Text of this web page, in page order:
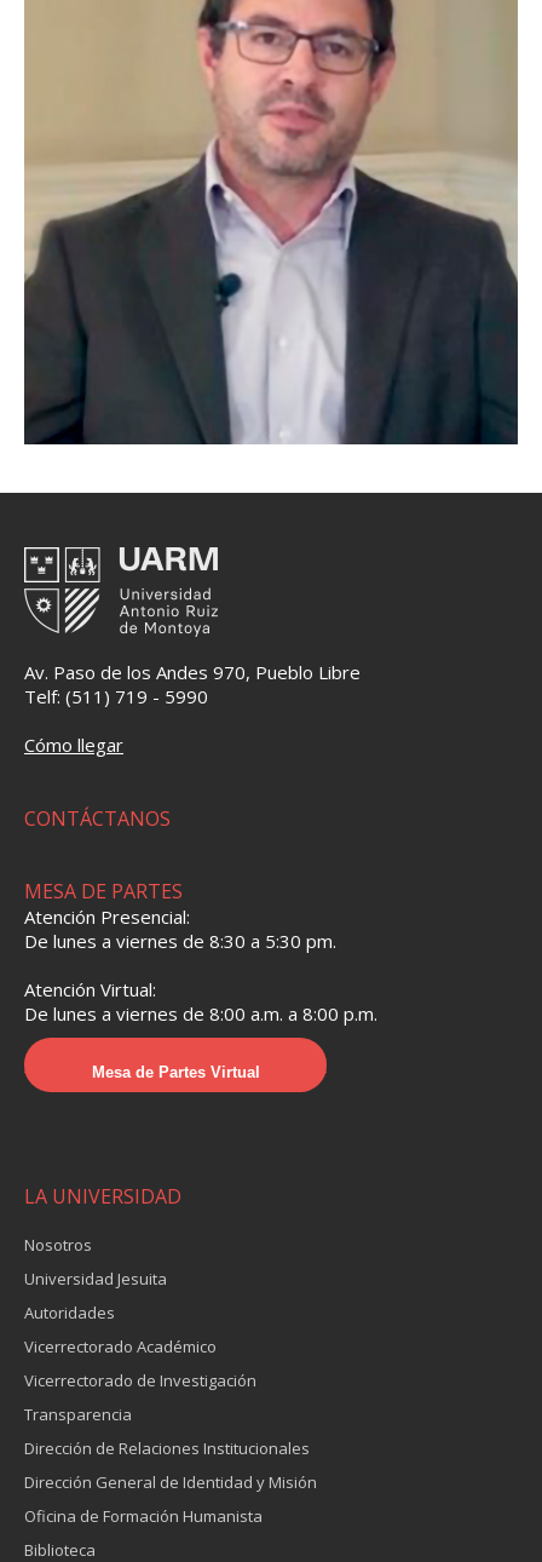
Av. Paso de los Andes 970, Pueblo Libre
Telf: (511) 719 - 5990
Cómo llegar
CONTÁCTANOS
MESA DE PARTES
Atención Presencial:
De lunes a viernes de 8:30 a 5:30 pm.
Atención Virtual:
De lunes a viernes de 8:00 a.m. a 8:00 p.m.
Mesa de Partes Virtual
LA UNIVERSIDAD
Nosotros
Universidad Jesuita
Autoridades
Vicerrectorado Académico
Vicerrectorado de Investigación
Transparencia
Dirección de Relaciones Institucionales
Dirección General de Identidad y Misión
Oficina de Formación Humanista
Biblioteca